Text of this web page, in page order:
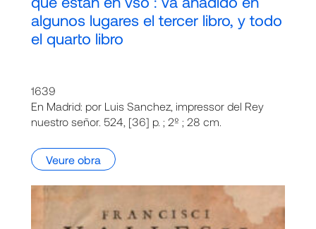
algunos lugares el tercer libro, y todo
el quarto libro
1639
En Madrid: por Luis Sanchez, impressor del Rey
nuestro señor. 524, [36] p. ; 2º ; 28 cm.
Veure obra